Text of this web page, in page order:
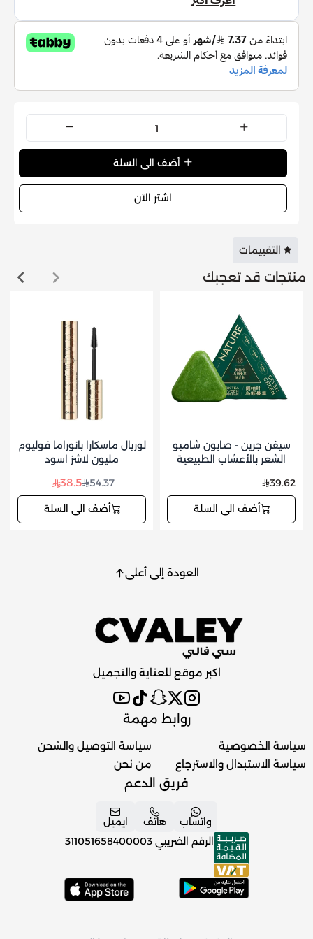
حمض الهيالورونيك
نياسيناميد
بانثينول
مستخلص زهرة زهرة الربيع المسائية
مستخلص جذر الأرقطيون
مستخلص جذر التوت البري
طريقة الاستخدام:
بعد تنظيف بشرتكِ، ضعي كمية مناسبة على بشرة نظيفة
بعد التونر.
دلكي بلطف حتى تمتصه البشرة بالكامل.
يُستخدم صباحًا ومساءً.
النتائج.
اشتر الآن
التقييمات
منتجات قد تعجبك
سيفن جرين - صابون شامبو
الشعر بالأعشاب الطبيعية
39.62
أضف الى السلة
لوريال ماسكارا بانوراما فوليوم
مليون لاشز اسود
54.37
38.5
أضف الى السلة
العودة إلى أعلى
اكبر موقع للعناية والتجميل
روابط مهمة
سياسة الخصوصية
سياسة الاستبدال والاسترجاع
سياسة التوصيل والشحن
من نحن
فريق الدعم
واتساب هاتف
ايميل
الرقم الضريبي 311051658400003